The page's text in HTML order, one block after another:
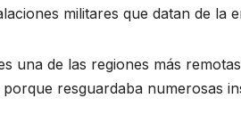
militares que datan de la
una de las regiones más
resguardaba numerosas